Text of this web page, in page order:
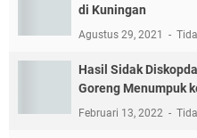
di Kuningan
Agustus 29, 2021
Hasil Sidak
Goreng Menumpuk
Februari 13, 2022